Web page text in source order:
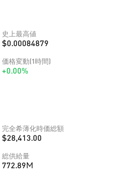
史上最高値
$0.00084879
価格変動(1時間)
+0.00%
完全希薄化時価総額
$28,413.00
総供給量
772.89M